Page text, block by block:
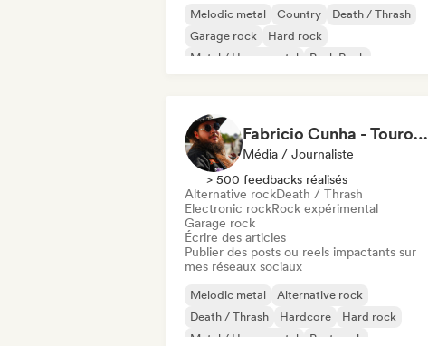
Melodic metal Country
Death / Thrash
Garage rock
Hard rock
Metal / Heavy metal
Punk Rock
Fabricio Cunha - Touro Rock
Média / Journaliste
> 500 feedbacks réalisés
Alternative rockDeath / Thrash
Electronic rockRock expérimental
Garage rock
Écrire des articles
Publier des posts ou reels impactants sur
mes réseaux sociaux
Melodic metal
Alternative rock
Death / Thrash
Hardcore
Hard rock
Metal / Heavy metal
Post punk